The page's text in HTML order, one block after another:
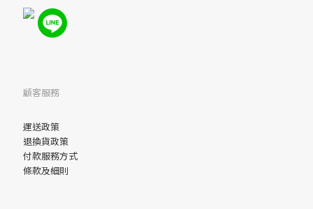
顧客服務
運送政策
退換貨政策
付款服務方式
條款及細則